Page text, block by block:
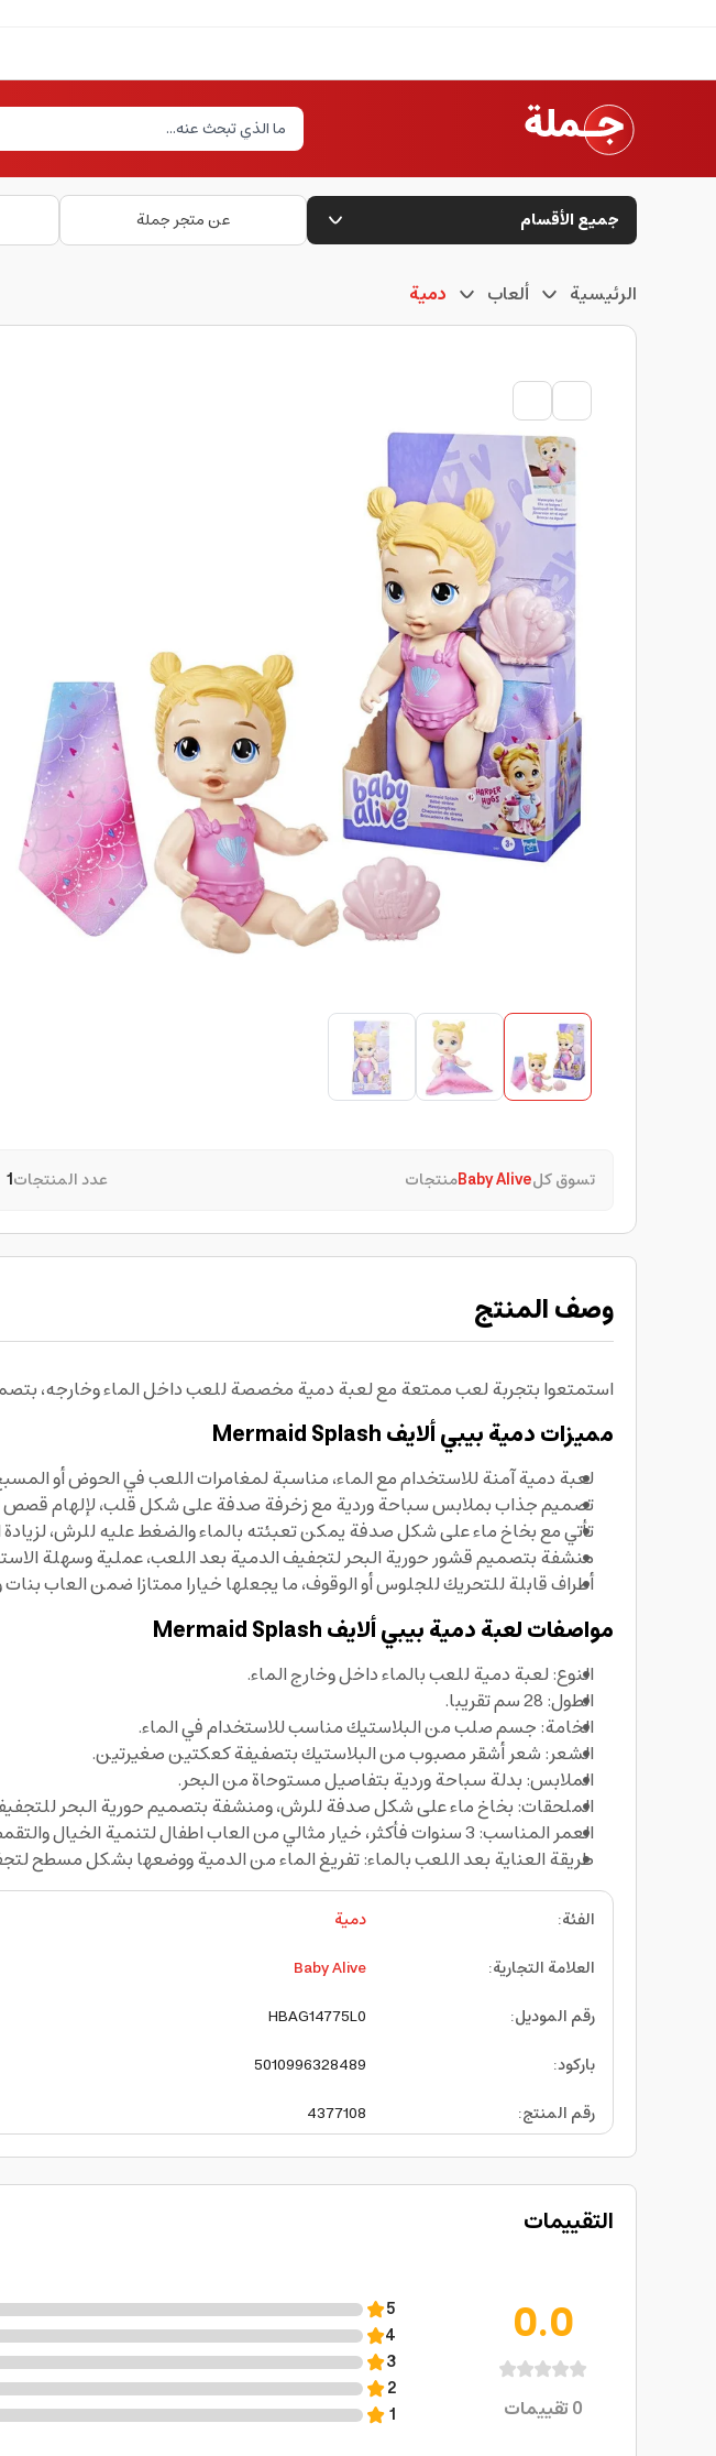
جميع الأقسام عن متجر جملة
الرئيسية ألعاب دمية
تسوق كلBaby Aliveمنتجات عدد المنتجات1
وصف المنتج
استمتعوا بتجربة لعب ممتعة مع لعبة دمية مخصصة للعب داخل الماء وخارجه،
مميزات دمية بيبي ألايف Mermaid Splash
لعبة دمية آمنة للاستخدام مع الماء، مناسبة لمغامرات اللعب في الحوض أو
تصميم جذاب بملابس سباحة وردية مع زخرفة صدفة على شكل قلب، لإلهام قصص
تأتي مع بخاخ ماء على شكل صدفة يمكن تعبئته بالماء والضغط عليه للرش، لزيادة
منشفة بتصميم قشور حورية البحر لتجفيف الدمية بعد اللعب، عملية وسهلة
أطراف قابلة للتحريك للجلوس أو الوقوف، ما يجعلها خيارا ممتازا ضمن العاب بنات
مواصفات لعبة دمية بيبي ألايف Mermaid Splash
النوع: لعبة دمية للعب بالماء داخل وخارج الماء.
الطول: 28 سم تقريبا.
الخامة: جسم صلب من البلاستيك مناسب للاستخدام في الماء.
الشعر: شعر أشقر مصبوب من البلاستيك بتصفيفة كعكتين صغيرتين.
الملابس: بدلة سباحة وردية بتفاصيل مستوحاة من البحر.
الملحقات: بخاخ ماء على شكل صدفة للرش، ومنشفة بتصميم حورية البحر
العمر المناسب: 3 سنوات فأكثر، خيار مثالي من العاب اطفال لتنمية الخيال والتقمص واللعب التفاعلي.
طريقة العناية بعد اللعب بالماء: تفريغ الماء من الدمية ووضعها بشكل مسطح
الفئة:
دمية
العلامة التجارية:
Baby Alive
رقم الموديل:
HBAG14775L0
باركود:
5010996328489
رقم المنتج:
4377108
التقييمات
0.0
0تقييمات
5
4
3
2
1